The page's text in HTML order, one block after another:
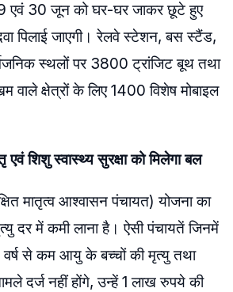
एवं 30 जून को घर-घर जाकर छूटे हुए
पिलाई जाएगी। रेलवे स्टेशन, बस स्टैंड,
स्थलों पर 3800 ट्रांजिट बूथ तथा
वाले क्षेत्रों के लिए 1400 विशेष मोबाइल
शिशु स्वास्थ्य सुरक्षा को मिलेगा बल
मातृत्व आश्वासन पंचायत) योजना का
दर में कमी लाना है। ऐसी पंचायतें जिनमें
वर्ष से कम आयु के बच्चों की मृत्यु तथा
दर्ज नहीं होंगे, उन्हें 1 लाख रुपये की